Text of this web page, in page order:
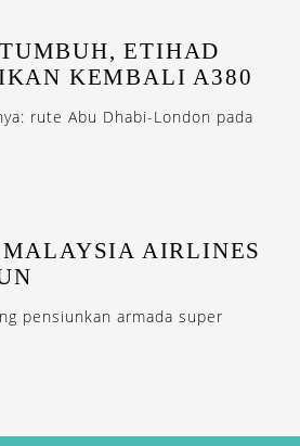
ETIHAD
KEMBALI A380
rute Abu Dhabi-London pada
AIRLINES
pensiunkan armada super